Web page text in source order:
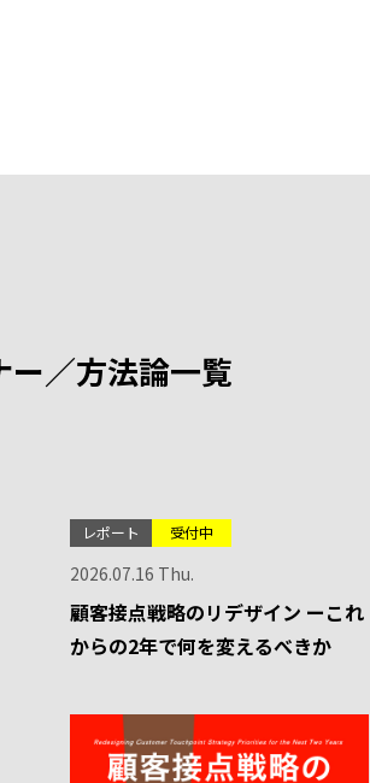
ー／方法論一覧
レポート 受付中
2026.07.16 Thu.
顧客接点戦略のリデザイン ーこれ
からの2年で何を変えるべきか